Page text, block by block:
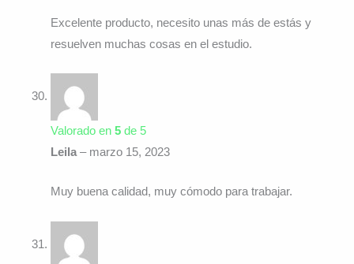
Excelente producto, necesito unas más de estás y
resuelven muchas cosas en el estudio.
Valorado en 5de 5
Leila – marzo 15, 2023
Muy buena calidad, muy cómodo para trabajar.